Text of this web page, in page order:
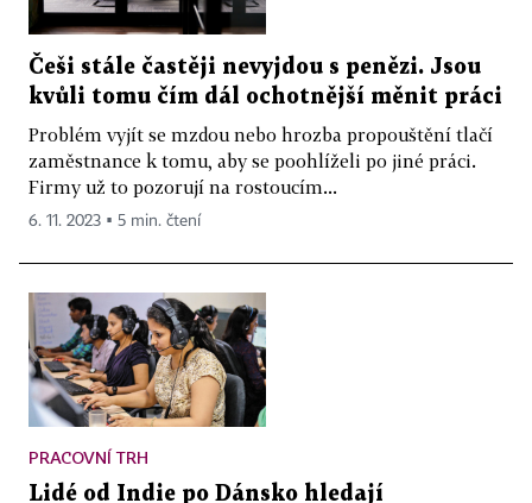
Češi stále častěji nevyjdou s penězi. Jsou
kvůli tomu čím dál ochotnější měnit práci
Problém vyjít se mzdou nebo hrozba propouštění tlačí
zaměstnance k tomu, aby se poohlíželi po jiné práci.
Firmy už to pozorují na rostoucím...
6. 11. 2023 ▪ 5 min. čtení
PRACOVNÍ TRH
Lidé od Indie po Dánsko hledají